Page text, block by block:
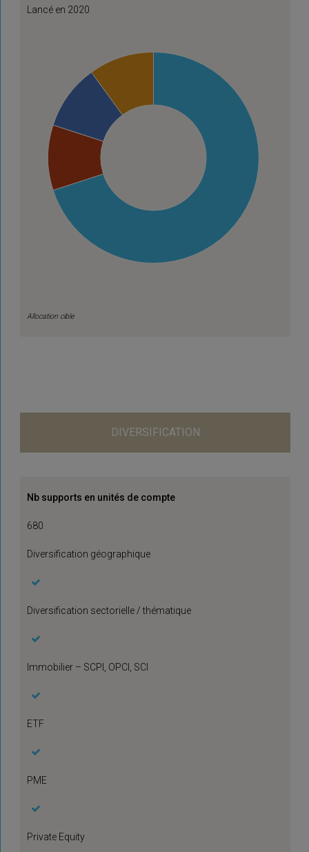
Lancé en 2020
Allocation cible
DIVERSIFICATION
Nb supports en unités de compte
680
Diversification géographique
Diversification sectorielle / thématique
Immobilier – SCPI, OPCI, SCI
ETF
PME
Private Equity